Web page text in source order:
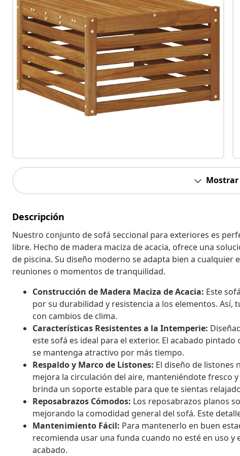
Mostrar
Descripción
Nuestro conjunto de sofá seccional para exteriores es
libre. Hecho de madera maciza de acacia, ofrece una
de piscina. Su diseño moderno se adapta bien a
reuniones o momentos de tranquilidad.
Construcción de Madera Maciza de Acacia: Este
por su durabilidad y resistencia a los elementos.
con cambios de clima.
Características Resistentes a la Intemperie:
este sofá es ideal para el exterior. El acabado
se mantenga atractivo por más tiempo.
Respaldo y Marco de Listones: El diseño de listones
mejora la circulación del aire, manteniéndote fresco
brinda un soporte estable para que te sientas
Reposabrazos Cómodos: Los reposabrazos planos
mejorando la comodidad general del sofá. Este
Mantenimiento Fácil: Para mantenerlo en buen
recomienda usar una funda cuando no esté en uso
acabado.